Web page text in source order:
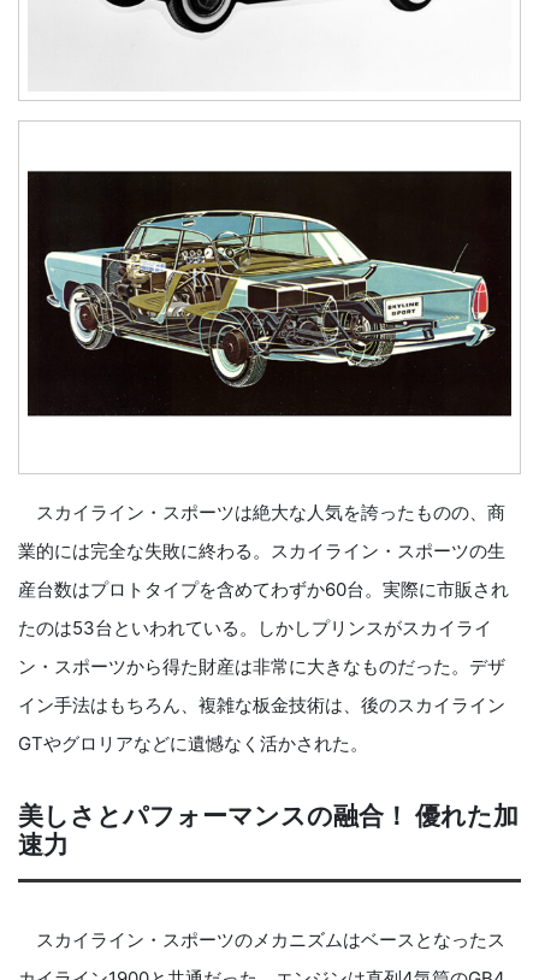
スカイライン・スポーツは絶大な人気を誇ったものの、商
業的には完全な失敗に終わる。スカイライン・スポーツの生
産台数はプロトタイプを含めてわずか60台。実際に市販され
たのは53台といわれている。しかしプリンスがスカイライ
ン・スポーツから得た財産は非常に大きなものだった。デザ
イン手法はもちろん、複雑な板金技術は、後のスカイライン
GTやグロリアなどに遺憾なく活かされた。
美しさとパフォーマンスの融合！ 優れた加
速力
スカイライン・スポーツのメカニズムはベースとなったス